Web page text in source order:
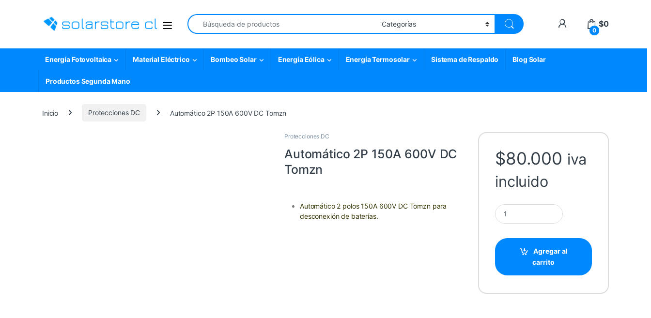
Open
Search for:
My Account
0
$0
Energía Fotovoltaica Material Eléctrico Bombeo Solar Energía Eólica Energía Termosolar Sistema de Respaldo Blog Solar
Productos Segunda Mano
Inicio Protecciones DC Automático 2P 150A 600V DC Tomzn
Protecciones DC
Automático 2P 150A 600V DC
Tomzn
Automático 2 polos 150A 600V DC Tomzn para
desconexión de baterías.
$80.000 iva
incluido
Automático 2P 150A 600V DC Tomzn quantity
Agregar al
carrito